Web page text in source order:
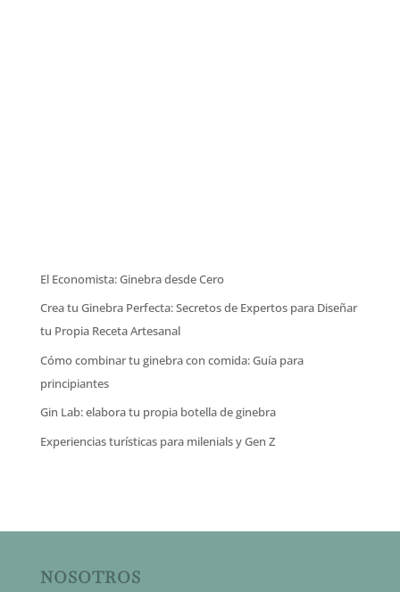
El Economista: Ginebra desde Cero
Crea tu Ginebra Perfecta: Secretos de Expertos para Diseñar
tu Propia Receta Artesanal
Cómo combinar tu ginebra con comida: Guía para
principiantes
Gin Lab: elabora tu propia botella de ginebra
Experiencias turísticas para milenials y Gen Z
NOSOTROS